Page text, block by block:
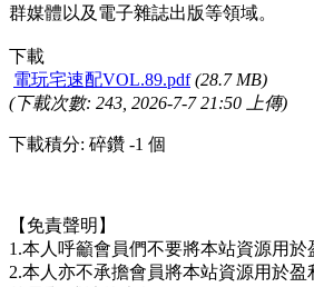
群媒體以及電子雜誌出版等領域。
下載
電玩宅速配VOL.89.pdf (28.7 MB)
(下載次數: 243, 2026-7-7 21:50 上傳)
下載積分: 碎鑽 -1 個
【免責聲明】
1.本人呼籲會員們不要將本站資源用於
2.本人亦不承擔會員將本站資源用於